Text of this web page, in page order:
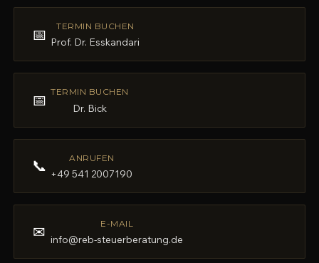
📅 TERMIN BUCHEN
Prof. Dr. Esskandari
📅 TERMIN BUCHEN
Dr. Bick
📞 ANRUFEN
+49 541 2007190
✉ E-MAIL
info@reb-steuerberatung.de